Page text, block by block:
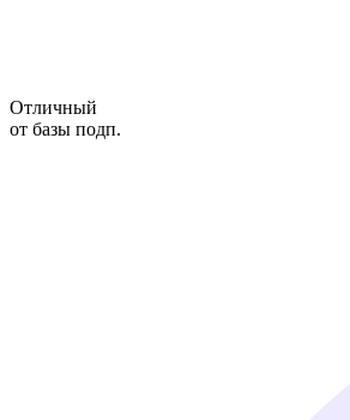
Отличный
от базы подп.